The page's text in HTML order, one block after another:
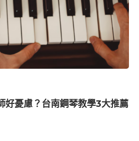
好憂慮？台南鋼琴教學3大推薦